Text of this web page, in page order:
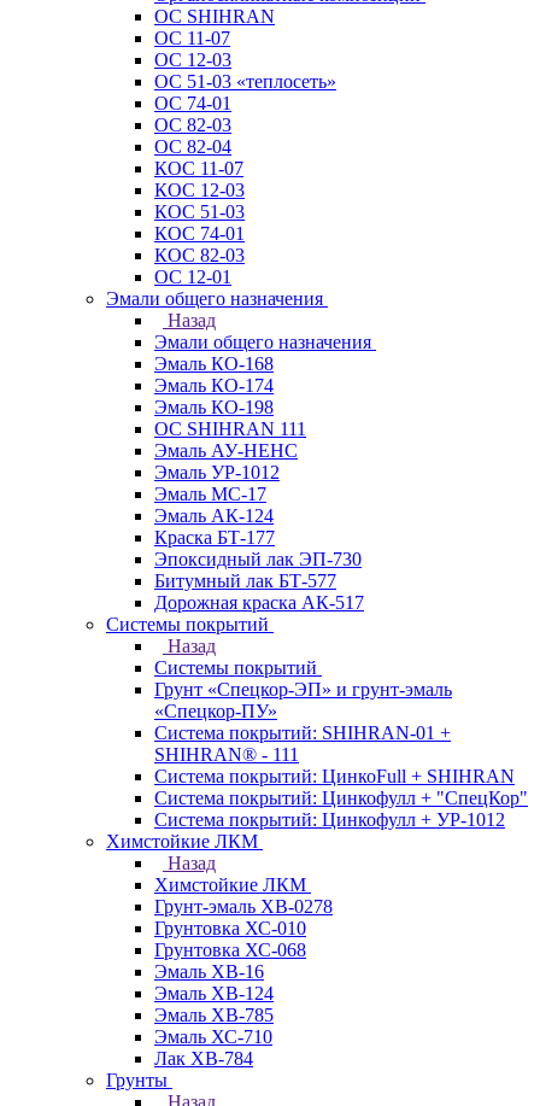
ОС SHIHRAN
ОС 11-07
ОС 12-03
ОС 51-03 «теплосеть»
ОС 74-01
ОС 82-03
ОС 82-04
КОС 11-07
КОС 12-03
КОС 51-03
КОС 74-01
КОС 82-03
ОС 12-01
Эмали общего назначения
Назад
Эмали общего назначения
Эмаль КО-168
Эмаль КО-174
Эмаль КО-198
ОС SHIHRAN 111
Эмаль АУ-НЕНС
Эмаль УР-1012
Эмаль МС-17
Эмаль АК-124
Краска БТ-177
Эпоксидный лак ЭП-730
Битумный лак БТ-577
Дорожная краска АК-517
Системы покрытий
Назад
Системы покрытий
Грунт «Спецкор-ЭП» и грунт-эмаль
«Спецкор-ПУ»
Система покрытий: SHIHRAN-01 +
SHIHRAN® - 111
Система покрытий: ЦинкоFull + SHIHRAN
Система покрытий: Цинкофулл + "СпецКор"
Система покрытий: Цинкофулл + УР-1012
Химстойкие ЛКМ
Назад
Химстойкие ЛКМ
Грунт-эмаль ХВ-0278
Грунтовка ХС-010
Грунтовка ХС-068
Эмаль ХВ-16
Эмаль ХВ-124
Эмаль ХВ-785
Эмаль ХС-710
Лак ХВ-784
Грунты
Назад